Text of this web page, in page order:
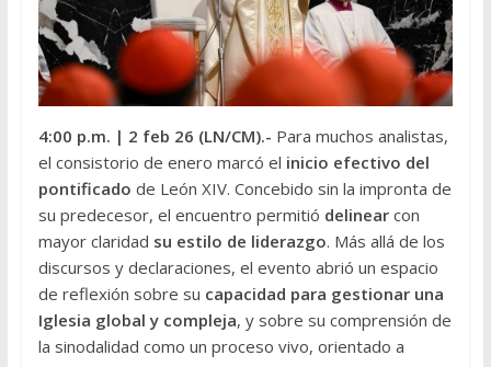
4:00 p.m. | 2 feb 26 (LN/CM).- Para muchos analistas,
el consistorio de enero marcó el inicio efectivo del
pontificado de León XIV. Concebido sin la impronta de
su predecesor, el encuentro permitió delinearcon
mayor claridad su estilo de liderazgo. Más allá de los
discursos y declaraciones, el evento abrió un espacio
de reflexión sobre su capacidad para gestionar una
Iglesia global y compleja, y sobre su comprensión de
la sinodalidad como un proceso vivo, orientado a